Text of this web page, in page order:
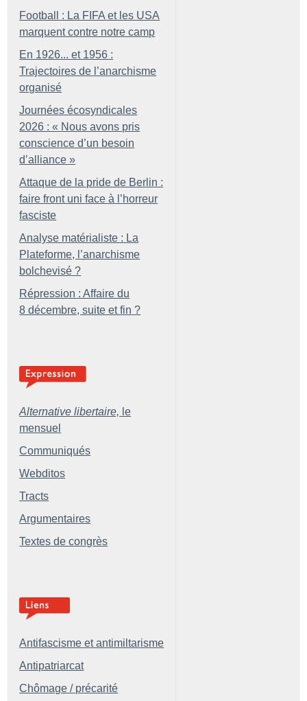
Football : La FIFA et les USA
marquent contre notre camp
En 1926... et 1956 :
Trajectoires de l’anarchisme
organisé
Journées écosyndicales
2026 : « Nous avons pris
conscience d’un besoin
d’alliance »
Attaque de la pride de Berlin :
faire front uni face à l’horreur
fasciste
Analyse matérialiste : La
Plateforme, l’anarchisme
bolchevisé ?
Répression : Affaire du
8 décembre, suite et fin ?
Alternative libertaire, le
mensuel
Communiqués
Webditos
Tracts
Argumentaires
Textes de congrès
Antifascisme et antimiltarisme
Antipatriarcat
Chômage / précarité